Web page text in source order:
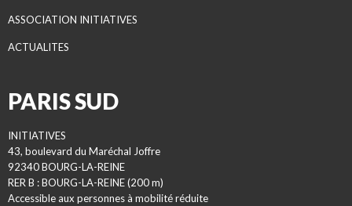
ASSOCIATION INITIATIVES
ACTUALITES
PARIS SUD
INITIATIVES
43, boulevard du Maréchal Joffre
92340 BOURG-LA-REINE
RER B : BOURG-LA-REINE (200 m)
Accessible aux personnes à mobilité réduite